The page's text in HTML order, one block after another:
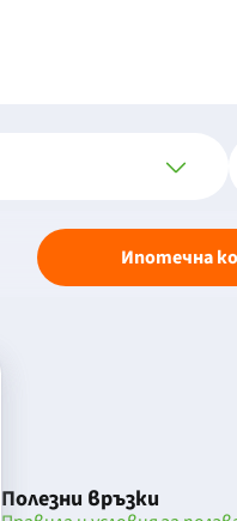
Ипотечна
Полезни връзки